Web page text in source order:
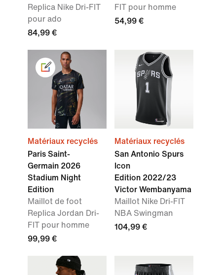
Replica Nike Dri-FIT
pour ado
84,99 €
FIT pour homme
54,99 €
Matériaux recyclés
Paris Saint-
Germain 2026
Stadium Night
Edition
Maillot de foot
Replica Jordan Dri-
FIT pour homme
99,99 €
Matériaux recyclés
San Antonio Spurs
Icon
Edition 2022/23
Victor Wembanyama
Maillot Nike Dri-FIT
NBA Swingman
104,99 €